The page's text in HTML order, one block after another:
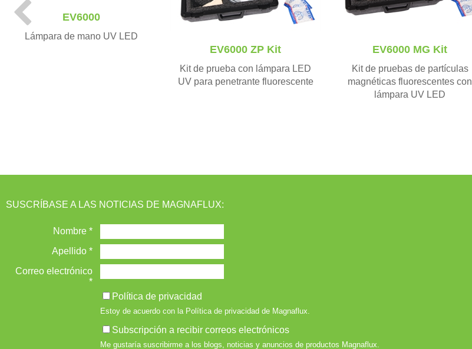
EV6000
Lámpara de mano UV LED
EV6000 ZP Kit
Kit de prueba con lámpara LED
UV para penetrante fluorescente
EV6000 MG Kit
Kit de pruebas de partículas
magnéticas fluorescentes con
lámpara UV LED
e
SUSCRÍBASE A LAS NOTICIAS DE MAGNAFLUX: